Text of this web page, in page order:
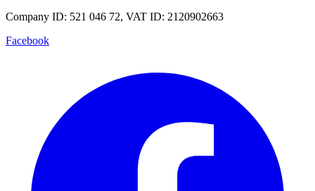
Company ID: 521 046 72, VAT ID: 2120902663
Facebook